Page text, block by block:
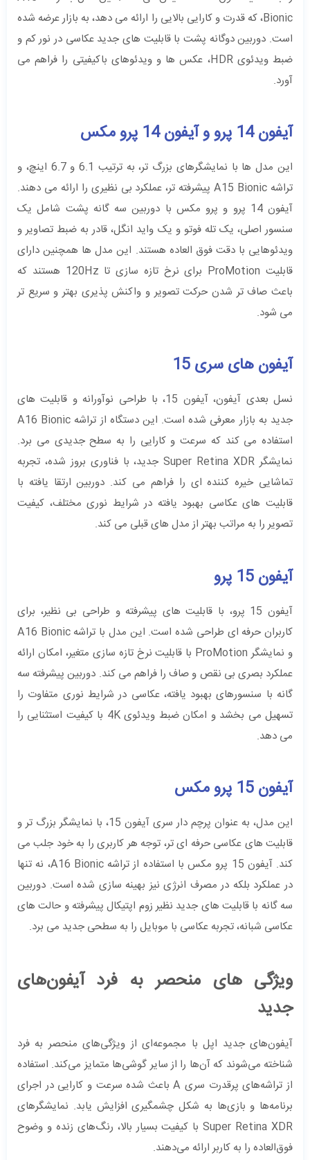
Bionic، که قدرت و کارایی بالایی را ارائه می ‌دهد، به بازار عرضه شده
است. دوربین دوگانه‌ پشت با قابلیت ‌های جدید عکاسی در نور کم و
ضبط ویدئوی HDR، عکس‌ ها و ویدئوهای باکیفیتی را فراهم می
‌آورد.
آیفون 14 پرو و آیفون 14 پرو مکس
این مدل‌ ها با نمایشگرهای بزرگ‌ تر، به ترتیب 6.1 و 6.7 اینچ، و
تراشه‌ A15 Bionic پیشرفته ‌تر، عملکرد بی ‌نظیری را ارائه می ‌دهند.
آیفون 14 پرو و پرو مکس با دوربین سه‌ گانه‌ پشت شامل یک
سنسور اصلی، یک تله‌ فوتو و یک واید انگل، قادر به ضبط تصاویر و
ویدئوهایی با دقت فوق ‌العاده هستند. این مدل‌ ها همچنین دارای
قابلیت ProMotion برای نرخ تازه ‌سازی تا 120Hz هستند که
باعث صاف‌ تر شدن حرکت تصویر و واکنش‌ پذیری بهتر و سریع تر
می ‌شود.
آیفون های سری 15
نسل بعدی آیفون، آیفون 15، با طراحی نوآورانه و قابلیت‌ های
جدید به بازار معرفی شده است. این دستگاه از تراشه‌ A16 Bionic
استفاده می‌ کند که سرعت و کارایی را به سطح جدیدی می ‌برد.
نمایشگر Super Retina XDR جدید، با فناوری بروز شده، تجربه‌
تماشایی خیره‌ کننده ‌ای را فراهم می‌ کند. دوربین ارتقا یافته با
قابلیت‌ های عکاسی بهبود یافته در شرایط نوری مختلف، کیفیت
تصویر را به مراتب بهتر از مدل‌ های قبلی می ‌کند.
آیفون 15 پرو
آیفون 15 پرو، با قابلیت‌ های پیشرفته و طراحی بی‌ نظیر، برای
کاربران حرفه ‌ای طراحی شده است. این مدل با تراشه‌ A16 Bionic
و نمایشگر ProMotion با قابلیت نرخ تازه‌ سازی متغیر، امکان ارائه‌
عملکرد بصری بی‌ نقص و صاف را فراهم می ‌کند. دوربین پیشرفته‌ سه
‌گانه با سنسورهای بهبود یافته، عکاسی در شرایط نوری متفاوت را
تسهیل می ‌بخشد و امکان ضبط ویدئوی 4K با کیفیت استثنایی را
می‌ دهد.
آیفون 15 پرو مکس
این مدل، به عنوان پرچم ‌دار سری آیفون 15، با نمایشگر بزرگ‌ تر و
قابلیت‌ های عکاسی حرفه‌ ای‌ تر، توجه هر کاربری را به خود جلب می
‌کند. آیفون 15 پرو مکس با استفاده از تراشه‌ A16 Bionic، نه تنها
در عملکرد بلکه در مصرف انرژی نیز بهینه ‌سازی شده است. دوربین
سه ‌گانه با قابلیت‌ های جدید نظیر زوم اپتیکال پیشرفته و حالت ‌های
عکاسی شبانه، تجربه‌ عکاسی با موبایل را به سطحی جدید می ‌برد.
ویژگی‌ های منحصر به فرد آیفون‌های
جدید
آیفون‌های جدید اپل با مجموعه‌ای از ویژگی‌های منحصر به فرد
شناخته می‌شوند که آن‌ها را از سایر گوشی‌ها متمایز می‌کند. استفاده
از تراشه‌های پرقدرت سری A باعث شده سرعت و کارایی در اجرای
برنامه‌ها و بازی‌ها به شکل چشمگیری افزایش یابد. نمایشگرهای
Super Retina XDR با کیفیت بسیار بالا، رنگ‌های زنده و وضوح
فوق‌العاده را به کاربر ارائه می‌دهند.